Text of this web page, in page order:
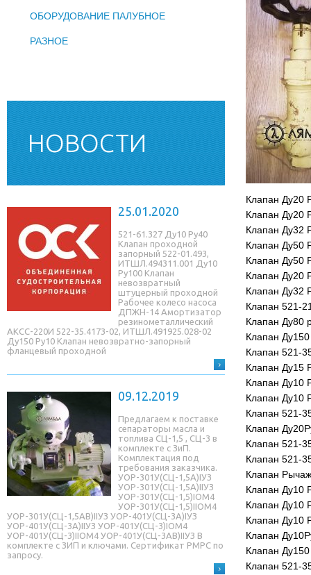
ОБОРУДОВАНИЕ ПАЛУБНОЕ
РАЗНОЕ
НОВОСТИ
25.01.2020
521-61.327 Ду10 Ру40
Клапан проходной
запорный 522-01.493,
ИТШЛ.494311.001 Ду10
Ру100 Клапан
невозвратный
штуцерный проходной
Рабочее колесо насоса
ДПЖН-14 Амортизатор
резинометаллический
АКСС-220И 522-35.4173-02, ИТШЛ.491925.028-02
Ду150 Ру10 Клапан невозвратно-запорный
фланцевый проходной
09.12.2019
Предлагаем к поставке
сепараторы масла и
топлива СЦ-1,5 , СЦ-3 в
комплекте с ЗиП.
Комплектация под
требования заказчика.
УОР-301У(СЦ-1,5A)IУЗ
УОР-301У(СЦ-1,5A)IIУЗ
УОР-301У(СЦ-1,5)IОМ4
УОР-301У(СЦ-1,5)IIОМ4
УОР-301У(СЦ-1,5AB)IIУЗ УОР-401У(СЦ-3A)IУЗ
УОР-401У(СЦ-3A)IIУЗ УОР-401У(СЦ-3)IОМ4
УОР-401У(СЦ-3)IIОМ4 УОР-401У(СЦ-3AB)IIУЗ В
комплекте с ЗИП и ключами. Сертификат РМРС по
запросу.
Клапан Ду20
Клапан Ду20
Клапан Ду32
Клапан Ду50
Клапан Ду50
Клапан Ду20
Клапан Ду32
Клапан 521-
Клапан Ду80
Клапан
Клапан 521-
Клапан Ду15
Клапан Ду10
Клапан Ду10
Клапан 521-
Клапан
Клапан 521-
Клапан 521-
Клапан
Клапан Ду10
Клапан Ду10
Клапан Ду10
Клапан
Клапан
Клапан 521-